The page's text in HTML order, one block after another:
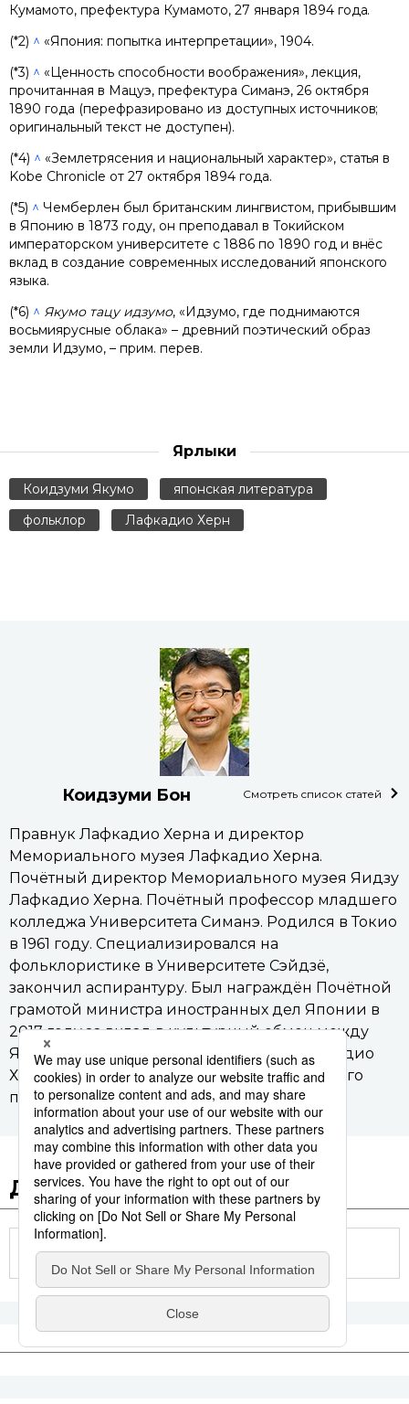
Кумамото, префектура Кумамото, 27 января 1894 года.
(*2) ^ «Япония: попытка интерпретации», 1904.
(*3) ^ «Ценность способности воображения», лекция,
прочитанная в Мацуэ, префектура Симанэ, 26 октября
1890 года (перефразировано из доступных источников;
оригинальный текст не доступен).
(*4) ^ «Землетрясения и национальный характер», статья в
Kobe Chronicle от 27 октября 1894 года.
(*5) ^ Чемберлен был британским лингвистом, прибывшим
в Японию в 1873 году, он преподавал в Токийском
императорском университете с 1886 по 1890 год и внёс
вклад в создание современных исследований японского
языка.
(*6) ^ Якумо тацу идзумо, «Идзумо, где поднимаются
восьмиярусные облака» – древний поэтический образ
земли Идзумо, – прим. перев.
Ярлыки
Коидзуми Якумо
японская литература
фольклор
Лафкадио Херн
Коидзуми Бон Смотреть список статей
Правнук Лафкадио Херна и директор
Мемориального музея Лафкадио Херна.
Почётный директор Мемориального музея Яидзу
Лафкадио Херна. Почётный профессор младшего
колледжа Университета Симанэ. Родился в Токио
в 1961 году. Специализировался на
фольклористике в Университете Сэйдзё,
закончил аспирантуру. Был награждён Почётной
грамотой министра иностранных дел Японии в
2017 году за вклад в культурный обмен между
Японией и Ирландией. Автор книг «Лафкадио
Херн как фольклорист» и «Кайдан четвёртого
поколения: проделки Якумо» и других.
Другие статьи по теме